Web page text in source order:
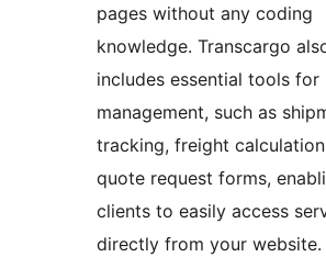
pages without any coding
knowledge. Transcargo
includes essential tools
management, such as
tracking, freight
quote request forms,
clients to easily access
directly from your website.